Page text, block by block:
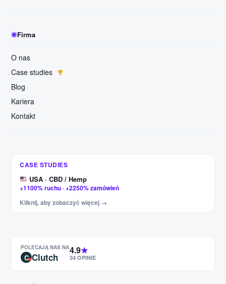
Firma
O nas
Case studies
Blog
Kariera
Kontakt
CASE STUDIES
+327% kliknięć · +456% wyświetleń
USA · CBD / Hemp
+1100% ruchu · +2250% zamówień
Węgry · Części moto
+443% wizyt · +880% wyświetleń
PL/EN/DE/FR · Żagle ogrodowe
+84% wizyt · +112% wyświetleń
Kliknij, aby zobaczyć więcej →
POLECAJĄ NAS NA
C Clutch
4.9★
34 OPINIE